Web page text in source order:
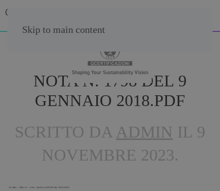
Skip to main content
NOTA N. 1798 DEL 9
GENNAIO 2018.PDF
SCRITTO DA ADMIN IL 9
NOVEMBRE 2023.